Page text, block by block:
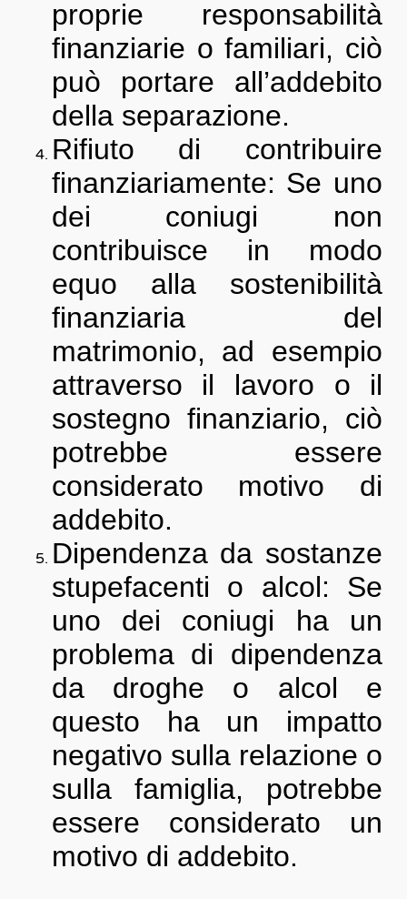
proprie responsabilità
finanziarie o familiari, ciò
può portare all’addebito
della separazione.
Rifiuto di contribuire
finanziariamente: Se uno
dei coniugi non
contribuisce in modo
equo alla sostenibilità
finanziaria del
matrimonio, ad esempio
attraverso il lavoro o il
sostegno finanziario, ciò
potrebbe essere
considerato motivo di
addebito.
Dipendenza da sostanze
stupefacenti o alcol: Se
uno dei coniugi ha un
problema di dipendenza
da droghe o alcol e
questo ha un impatto
negativo sulla relazione o
sulla famiglia, potrebbe
essere considerato un
motivo di addebito.